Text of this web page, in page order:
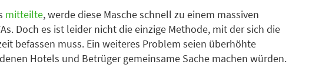
mitteilte, werde diese Masche schnell zu einem massiven
Doch es ist leider nicht die einzige Methode, mit der sich die
befassen muss. Ein weiteres Problem seien überhöhte
Hotels und Betrüger gemeinsame Sache machen würden.